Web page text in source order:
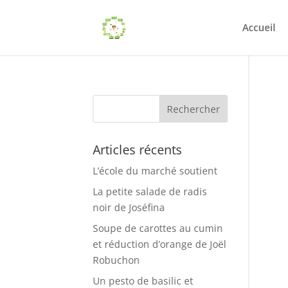
Accueil
Articles récents
L’école du marché soutient
La petite salade de radis
noir de Joséfina
Soupe de carottes au cumin
et réduction d’orange de Joël
Robuchon
Un pesto de basilic et